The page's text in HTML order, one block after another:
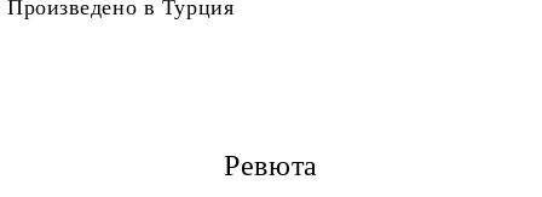
Произведено в Турция
Ревюта